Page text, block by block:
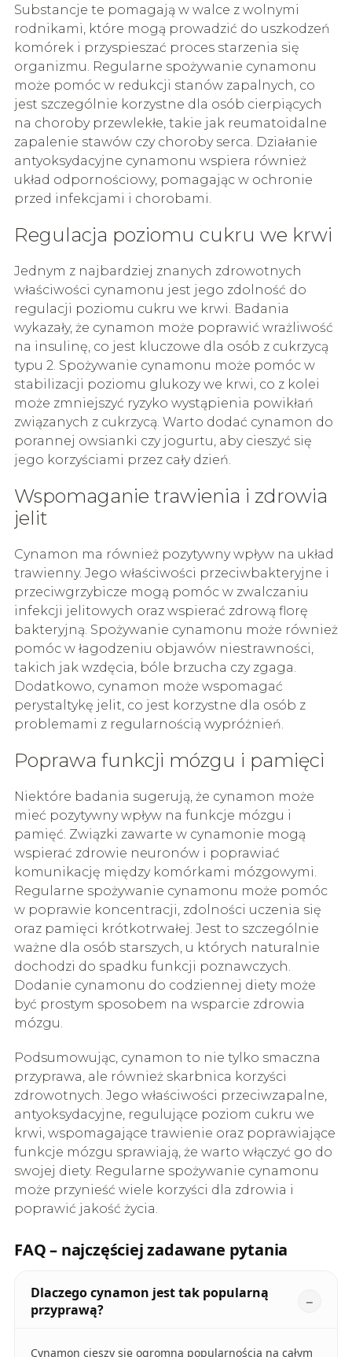
Substancje te pomagają w walce z wolnymi
rodnikami, które mogą prowadzić do uszkodzeń
komórek i przyspieszać proces starzenia się
organizmu. Regularne spożywanie cynamonu
może pomóc w redukcji stanów zapalnych, co
jest szczególnie korzystne dla osób cierpiących
na choroby przewlekłe, takie jak reumatoidalne
zapalenie stawów czy choroby serca. Działanie
antyoksydacyjne cynamonu wspiera również
układ odpornościowy, pomagając w ochronie
przed infekcjami i chorobami.
Regulacja poziomu cukru we krwi
Jednym z najbardziej znanych zdrowotnych
właściwości cynamonu jest jego zdolność do
regulacji poziomu cukru we krwi. Badania
wykazały, że cynamon może poprawić wrażliwość
na insulinę, co jest kluczowe dla osób z cukrzycą
typu 2. Spożywanie cynamonu może pomóc w
stabilizacji poziomu glukozy we krwi, co z kolei
może zmniejszyć ryzyko wystąpienia powikłań
związanych z cukrzycą. Warto dodać cynamon do
porannej owsianki czy jogurtu, aby cieszyć się
jego korzyściami przez cały dzień.
Wspomaganie trawienia i zdrowia
jelit
Cynamon ma również pozytywny wpływ na układ
trawienny. Jego właściwości przeciwbakteryjne i
przeciwgrzybicze mogą pomóc w zwalczaniu
infekcji jelitowych oraz wspierać zdrową florę
bakteryjną. Spożywanie cynamonu może również
pomóc w łagodzeniu objawów niestrawności,
takich jak wzdęcia, bóle brzucha czy zgaga.
Dodatkowo, cynamon może wspomagać
perystaltykę jelit, co jest korzystne dla osób z
problemami z regularnością wypróżnień.
Poprawa funkcji mózgu i pamięci
Niektóre badania sugerują, że cynamon może
mieć pozytywny wpływ na funkcje mózgu i
pamięć. Związki zawarte w cynamonie mogą
wspierać zdrowie neuronów i poprawiać
komunikację między komórkami mózgowymi.
Regularne spożywanie cynamonu może pomóc
w poprawie koncentracji, zdolności uczenia się
oraz pamięci krótkotrwałej. Jest to szczególnie
ważne dla osób starszych, u których naturalnie
dochodzi do spadku funkcji poznawczych.
Dodanie cynamonu do codziennej diety może
być prostym sposobem na wsparcie zdrowia
mózgu.
Podsumowując, cynamon to nie tylko smaczna
przyprawa, ale również skarbnica korzyści
zdrowotnych. Jego właściwości przeciwzapalne,
antyoksydacyjne, regulujące poziom cukru we
krwi, wspomagające trawienie oraz poprawiające
funkcje mózgu sprawiają, że warto włączyć go do
swojej diety. Regularne spożywanie cynamonu
może przynieść wiele korzyści dla zdrowia i
poprawić jakość życia.
FAQ – najczęściej zadawane pytania
Dlaczego cynamon jest tak popularną
przyprawą?
Cynamon cieszy się ogromną popularnością na całym